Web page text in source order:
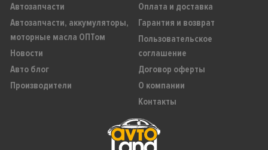
Автозапчасти
Автозапчасти, аккумуляторы,
моторные масла ОПТом
Новости
Авто блог
Производители
Оплата и доставка
Гарантия и возврат
Пользовательское
соглашение
Договор оферты
О компании
Контакты